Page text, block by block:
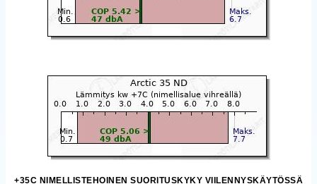
+35C NIMELLISTEHOINEN SUORITUSKYKY VIILENNYSKÄYTÖSSÄ